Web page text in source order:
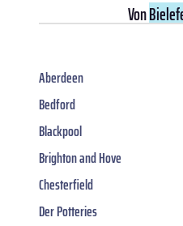
Von
Aberdeen
Bedford
Blackpool
Brighton and Hove
Chesterfield
Der Potteries